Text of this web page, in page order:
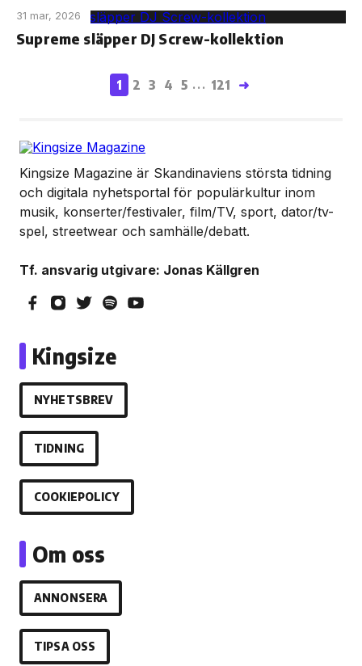
31 mar, 2026
Supreme släpper DJ Screw-kollektion
1 2 3 4 5 ... 121 ➜
Kingsize Magazine är Skandinaviens största tidning
och digitala nyhetsportal för populärkultur inom
musik, konserter/festivaler, film/TV, sport, dator/tv-
spel, streetwear och samhälle/debatt.
Tf. ansvarig utgivare: Jonas Källgren
Kingsize
NYHETSBREV
TIDNING
COOKIEPOLICY
Om oss
ANNONSERA
TIPSA OSS